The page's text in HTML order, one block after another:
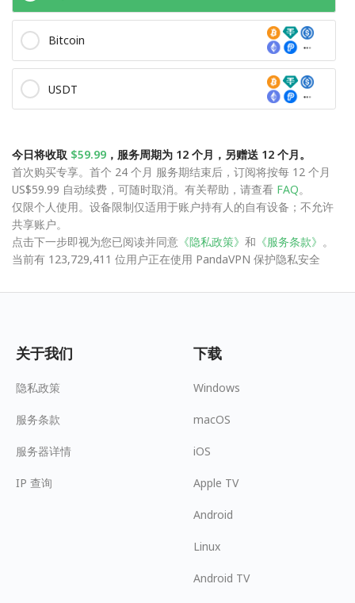
Bitcoin
USDT
今日将收取 $59.99 ，服务周期为 12 个月，另赠送 12 个月。
首次购买专享。首个 24 个月 服务期结束后，订阅将按每 12 个月
US$59.99 自动续费，可随时取消。有关帮助，请查看 FAQ。
仅限个人使用。设备限制仅适用于账户持有人的自有设备；不允许
共享账户。
点击下一步即视为您已阅读并同意 《隐私政策》 和 《服务条款》 。
当前有 123,729,411 位用户正在使用 PandaVPN 保护隐私安全
关于我们
隐私政策
服务条款
服务器详情
IP 查询
下载
Windows
macOS
iOS
Apple TV
Android
Linux
Android TV